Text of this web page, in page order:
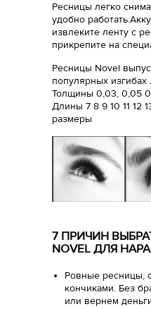
Ресницы легко
удобно
извлеките ленту с
прикрепите на
Ресницы Novel
популярных изгибах
Толщины 0,03, 0,05
Длины 7 8 9 10 11 12
размеры
7 ПРИЧИН
NOVEL ДЛЯ
Ровные ресницы,
кончиками. Без
или вернем